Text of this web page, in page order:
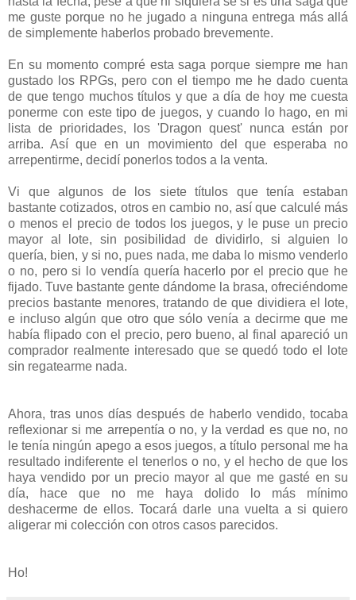
me guste porque no he jugado a ninguna entrega más allá
de simplemente haberlos probado brevemente.
En su momento compré esta saga porque siempre me han
gustado los RPGs, pero con el tiempo me he dado cuenta
de que tengo muchos títulos y que a día de hoy me cuesta
ponerme con este tipo de juegos, y cuando lo hago, en mi
lista de prioridades, los 'Dragon quest' nunca están por
arriba. Así que en un movimiento del que esperaba no
arrepentirme, decidí ponerlos todos a la venta.
Vi que algunos de los siete títulos que tenía estaban
bastante cotizados, otros en cambio no, así que calculé más
o menos el precio de todos los juegos, y le puse un precio
mayor al lote, sin posibilidad de dividirlo, si alguien lo
quería, bien, y si no, pues nada, me daba lo mismo venderlo
o no, pero si lo vendía quería hacerlo por el precio que he
fijado. Tuve bastante gente dándome la brasa, ofreciéndome
precios bastante menores, tratando de que dividiera el lote,
e incluso algún que otro que sólo venía a decirme que me
había flipado con el precio, pero bueno, al final apareció un
comprador realmente interesado que se quedó todo el lote
sin regatearme nada.
Ahora, tras unos días después de haberlo vendido, tocaba
reflexionar si me arrepentía o no, y la verdad es que no, no
le tenía ningún apego a esos juegos, a título personal me ha
resultado indiferente el tenerlos o no, y el hecho de que los
haya vendido por un precio mayor al que me gasté en su
día, hace que no me haya dolido lo más mínimo
deshacerme de ellos. Tocará darle una vuelta a si quiero
aligerar mi colección con otros casos parecidos.
Ho!